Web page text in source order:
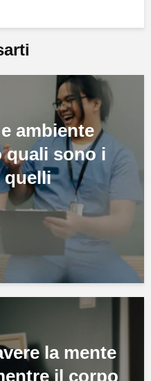
ambiente
quali sono i
quelli
la mente
il corpo